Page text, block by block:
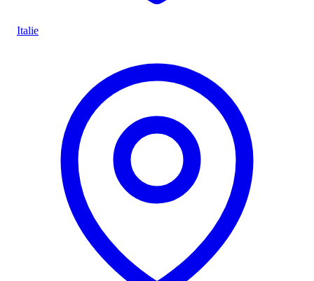
Italie